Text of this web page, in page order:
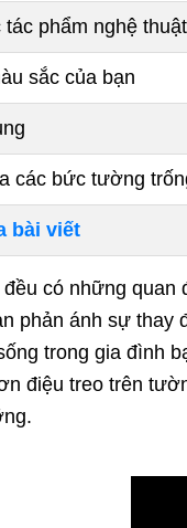
phẩm nghệ thuật
sắc của bạn
các bức tường
bài viết
có những
phản ánh sự thay
trong gia đình
điệu treo trên